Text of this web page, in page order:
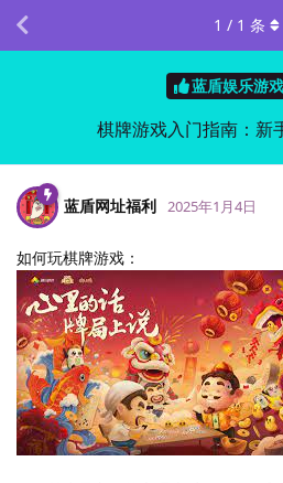
蓝盾娱乐游
棋牌游戏入门指南：新
1 / 1 条
蓝盾网址福利 2025年1月4日
如何玩棋牌游戏：